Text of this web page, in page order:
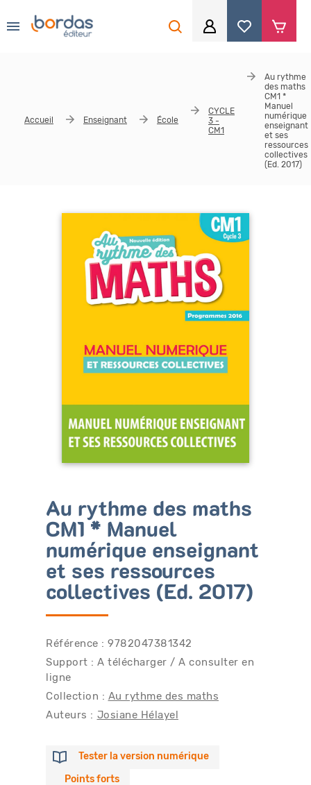
Mot de passe ou identifiant oublié
Bénéficiez de tarifs préférentiels
Accueil Enseignant École
CYCLE
3 -
CM1
Au rythme
des maths
CM1 *
Manuel
numérique
enseignant
et ses
ressources
collectives
(Ed. 2017)
Au rythme des maths
CM1 * Manuel
numérique enseignant
et ses ressources
collectives (Ed. 2017)
Référence : 9782047381342
Support : A télécharger / A consulter en
ligne
Collection : Au rythme des maths
Auteurs : Josiane Hélayel
Tester la version numérique
Points forts